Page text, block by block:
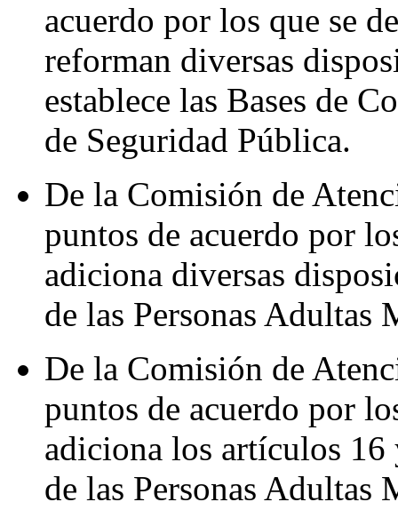
acuerdo por los que se
reforman diversas
establece las Bases de
de Seguridad Pública.
De la Comisión de
puntos de acuerdo por
adiciona diversas
de las Personas Adultas
De la Comisión de
puntos de acuerdo por
adiciona los artículos
de las Personas Adultas